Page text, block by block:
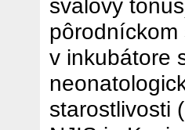
svalový
v inkubátore
starostlivosti